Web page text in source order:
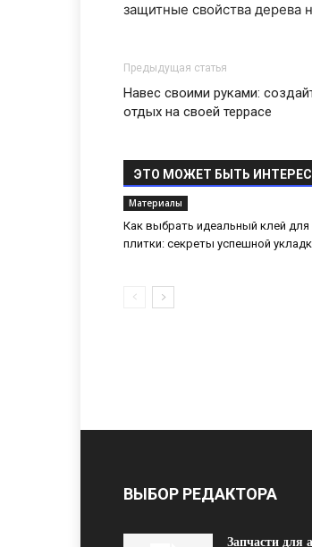
защитные свойства дерева
Предыдущая статья
Навес своими руками:
отдых на своей террасе
ЭТО МОЖЕТ БЫТЬ
Материалы
Как выбрать идеальный клей для
плитки: секреты успешной
ВЫБОР РЕДАКТОРА
Запчасти для